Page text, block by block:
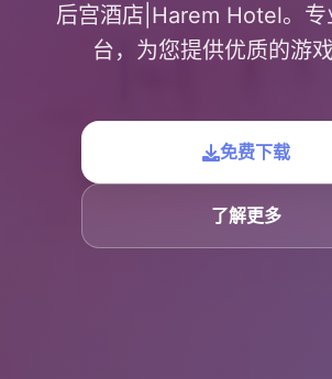
后宫酒店|Harem Hotel。专
台，为您提供优质的游戏
免费下载
了解更多